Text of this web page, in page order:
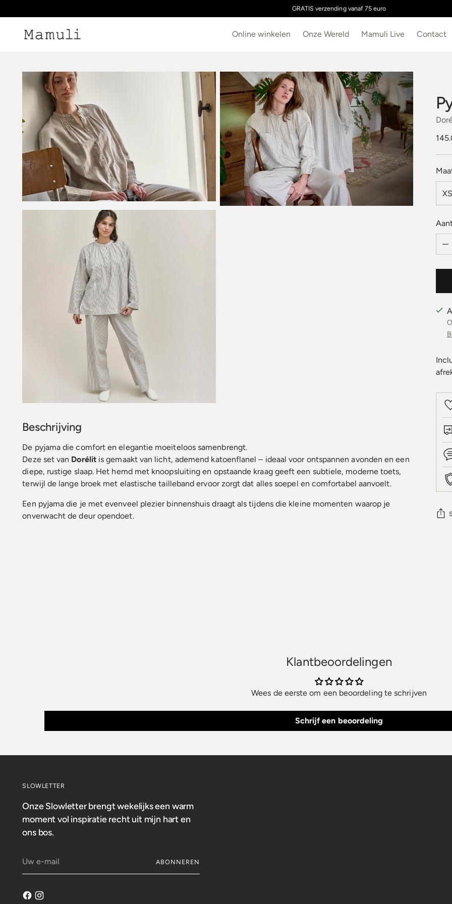
Online winkelen Onze Wereld Mamuli Live Contact
GRATIS verzending vanaf 75 euro
Beschrijving
De pyjama die comfort en elegantie moeiteloos samenbrengt.
Deze set van Dorélitis gemaakt van licht, ademend katoenflanel – ideaal voor ontspannen avonden en een
diepe, rustige slaap. Het hemd met knoopsluiting en opstaande kraag geeft een subtiele, moderne toets,
terwijl de lange broek met elastische tailleband ervoor zorgt dat alles soepel en comfortabel aanvoelt.
Een pyjama die je met evenveel plezier binnenshuis draagt als tijdens die kleine momenten waarop je
onverwacht de deur opendoet.
Klantbeoordelingen
Wees de eerste om een beoordeling te schrijven
Schrijf een beoordeling
SLOWLETTER
Onze Slowletter brengt wekelijks een warm
moment vol inspiratie recht uit mijn hart en
ons bos.
e-
ABONNEREN